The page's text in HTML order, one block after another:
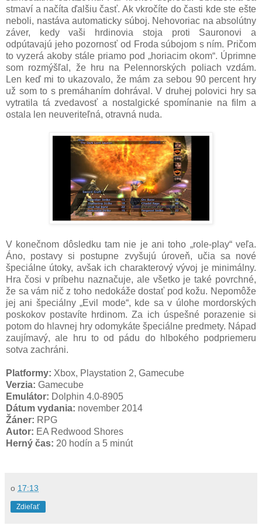
stmaví a načíta ďalšiu časť. Ak vkročíte do časti kde ste ešte
neboli, nastáva automaticky súboj. Nehovoriac na absolútny
záver, kedy vaši hrdinovia stoja proti Sauronovi a
odpútavajú jeho pozornosť od Froda súbojom s ním. Pričom
to vyzerá akoby stále priamo pod „horiacim okom“. Úprimne
som rozmýšľal, že hru na Pelennorských poliach vzdám.
Len keď mi to ukazovalo, že mám za sebou 90 percent hry
už som to s premáhaním dohrával. V druhej polovici hry sa
vytratila tá zvedavosť a nostalgické spomínanie na film a
ostala len neuveriteľná, otravná nuda.
V konečnom dôsledku tam nie je ani toho „role-play“ veľa.
Áno, postavy si postupne zvyšujú úroveň, učia sa nové
špeciálne útoky, avšak ich charakterový vývoj je minimálny.
Hra čosi v príbehu naznačuje, ale všetko je také povrchné,
že sa vám nič z toho nedokáže dostať pod kožu. Nepomôže
jej ani špeciálny „Evil mode“, kde sa v úlohe mordorských
poskokov postavíte hrdinom. Za ich úspešné porazenie si
potom do hlavnej hry odomykáte špeciálne predmety. Nápad
zaujímavý, ale hru to od pádu do hlbokého podpriemeru
sotva zachráni.
Platformy: Xbox, Playstation 2, Gamecube
Verzia: Gamecube
Emulátor: Dolphin 4.0-8905
Dátum vydania: november 2014
Žáner: RPG
Autor: EA Redwood Shores
Herný čas: 20 hodín a 5 minút
o 17:13
Zdieľať